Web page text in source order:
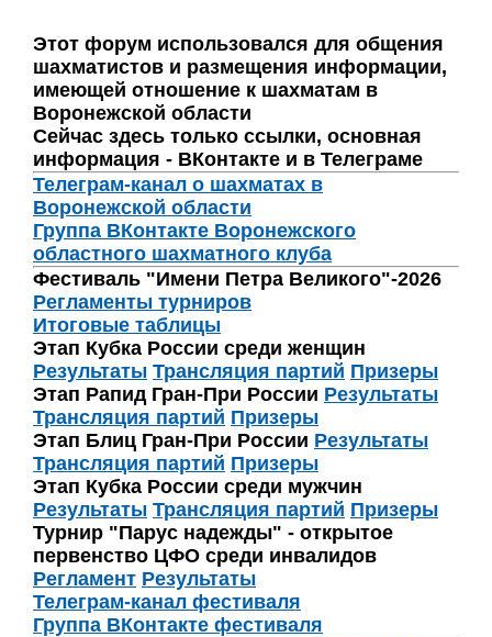
Этот форум использовался для общения
шахматистов и размещения информации,
имеющей отношение к шахматам в
Воронежской области
Сейчас здесь только ссылки, основная
информация - ВКонтакте и в Телеграме
Телеграм-канал о шахматах в
Воронежской области
Группа ВКонтакте Воронежского
областного шахматного клуба
Фестиваль "Имени Петра Великого"-2026
Регламенты турниров
Итоговые таблицы
Этап Кубка России среди женщин
Результаты Трансляция партий Призеры
Этап Рапид Гран-При России Результаты
Трансляция партий Призеры
Этап Блиц Гран-При России Результаты
Трансляция партий Призеры
Этап Кубка России среди мужчин
Результаты Трансляция партий Призеры
Турнир "Парус надежды" - открытое
первенство ЦФО среди инвалидов
Регламент Результаты
Телеграм-канал фестиваля
Группа ВКонтакте фестиваля